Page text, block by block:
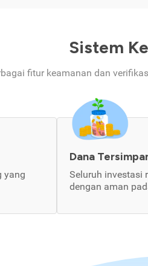
Sistem
fitur keamanan dan
yang
Dana
Seluruh investasi
dengan aman